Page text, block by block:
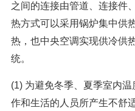
之间的连接由管道、连接件
热方式可以采用锅炉集中供
热，也中央空调实现供冷供
统。
(1) 为避免冬季、夏季室内
作和生活的人员所产生不舒